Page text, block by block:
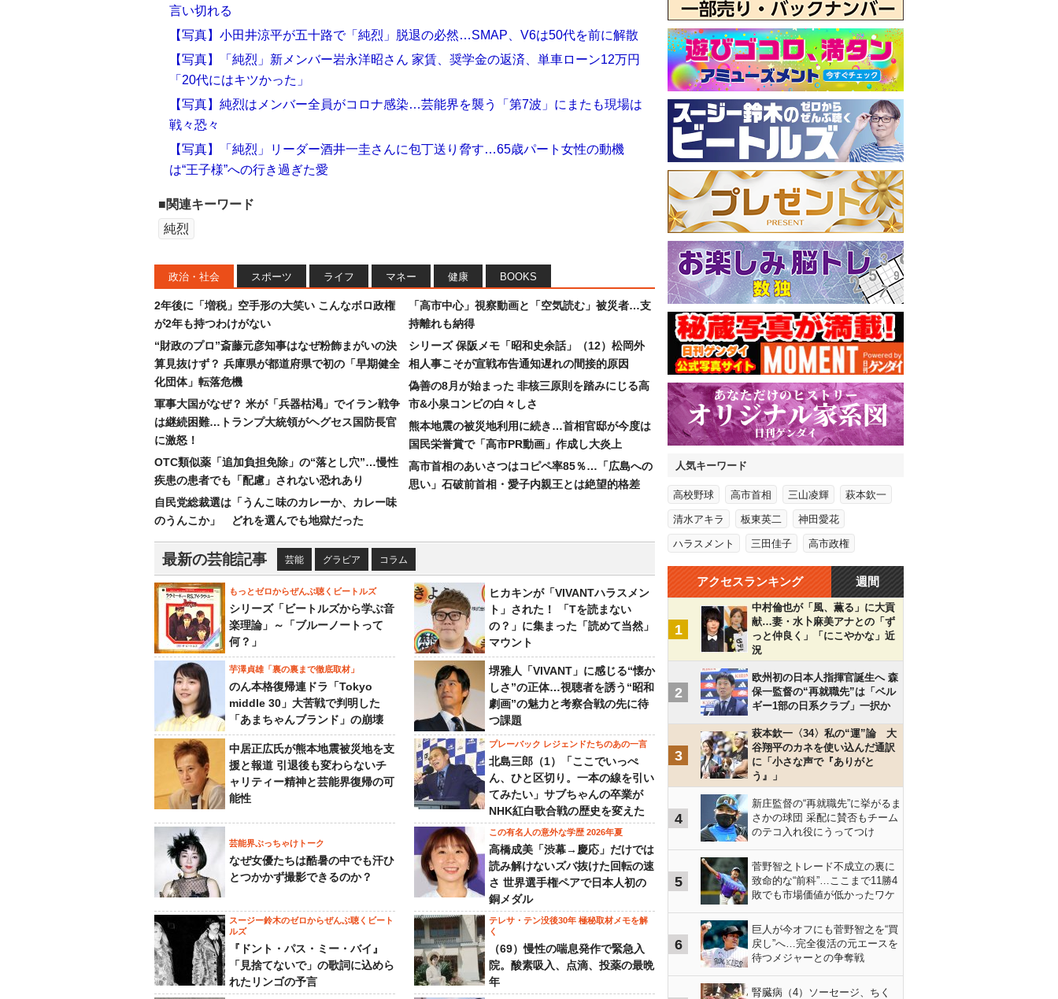
言い切れる
【写真】小田井涼平が五十路で「純烈」脱退の必然…SMAP、V6は50代を前に解散
【写真】「純烈」新メンバー岩永洋昭さん 家賃、奨学金の返済、単車ローン12万円
「20代にはキツかった」
【写真】純烈はメンバー全員がコロナ感染…芸能界を襲う「第7波」にまたも現場は
戦々恐々
【写真】「純烈」リーダー酒井一圭さんに包丁送り脅す…65歳パート女性の動機
は“王子様”への行き過ぎた愛
■関連キーワード
純烈
政治・社会 スポーツ ライフ マネー 健康 BOOKS
2年後に「増税」空手形の大笑い こんなボロ政権
が2年も持つわけがない
“財政のプロ”斎藤元彦知事はなぜ粉飾まがいの決
算見抜けず？ 兵庫県が都道府県で初の「早期健全
化団体」転落危機
軍事大国がなぜ？ 米が「兵器枯渇」でイラン戦争
は継続困難…トランプ大統領がヘグセス国防長官
に激怒！
OTC類似薬「追加負担免除」の“落とし穴”…慢性
疾患の患者でも「配慮」されない恐れあり
自民党総裁選は「うんこ味のカレーか、カレー味
のうんこか」 どれを選んでも地獄だった
「高市中心」視察動画と「空気読む」被災者…支
持離れも納得
シリーズ 保阪メモ「昭和史余話」（12）松岡外
相人事こそが宣戦布告通知遅れの間接的原因
偽善の8月が始まった 非核三原則を踏みにじる高
市&小泉コンビの白々しさ
熊本地震の被災地利用に続き…首相官邸が今度は
国民栄誉賞で「高市PR動画」作成し大炎上
高市首相のあいさつはコピペ率85％…「広島への
思い」石破前首相・愛子内親王とは絶望的格差
最新の芸能記事 芸能 グラビア コラム
もっとゼロからぜんぶ聴くビートルズ
シリーズ「ビートルズから学ぶ音
楽理論」～「ブルーノートって
何？」
ヒカキンが「VIVANTハラスメン
ト」された！ 「Tを読まない
の？」に集まった「読めて当然」
マウント
芋澤貞雄「裏の裏まで徹底取材」
のん本格復帰連ドラ「Tokyo
middle 30」大苦戦で判明した
「あまちゃんブランド」の崩壊
堺雅人「VIVANT」に感じる“懐か
しさ”の正体…視聴者を誘う“昭和
劇画”の魅力と考察合戦の先に待
つ課題
中居正広氏が熊本地震被災地を支
援と報道 引退後も変わらないチ
ャリティー精神と芸能界復帰の可
能性
プレーバック レジェンドたちのあの一言
北島三郎（1）「ここでいっぺ
ん、ひと区切り。一本の線を引い
てみたい」サブちゃんの卒業が
NHK紅白歌合戦の歴史を変えた
芸能界ぶっちゃけトーク
なぜ女優たちは酷暑の中でも汗ひ
とつかかず撮影できるのか？
この有名人の意外な学歴 2026年夏
高橋成美「渋幕→慶応」だけでは
読み解けないズバ抜けた回転の速
さ 世界選手権ペアで日本人初の
銅メダル
スージー鈴木のゼロからぜんぶ聴くビート
ルズ
『ドント・パス・ミー・バイ』
「見捨てないで」の歌詞に込めら
れたリンゴの予言
テレサ・テン没後30年 極秘取材メモを解
く
（69）慢性の喘息発作で緊急入
院。酸素吸入、点滴、投薬の最晩
年
人気キーワード
高校野球 高市首相 三山凌輝 萩本欽一
清水アキラ 板東英二 神田愛花
ハラスメント 三田佳子 高市政権
アクセスランキング 週間
1
中村倫也が「風、薫る」に大貢
献…妻・水卜麻美アナとの「ず
っと仲良く」「にこやかな」近
況
2
欧州初の日本人指揮官誕生へ 森
保一監督の“再就職先”は「ベル
ギー1部の日系クラブ」一択か
3
萩本欽一〈34〉私の“運”論 大
谷翔平のカネを使い込んだ通訳
に「小さな声で『ありがと
う』」
4
新庄監督の“再就職先”に挙がるま
さかの球団 采配に賛否もチーム
のテコ入れ役にうってつけ
5
菅野智之トレード不成立の裏に
致命的な“前科”…ここまで11勝4
敗でも市場価値が低かったワケ
6
巨人が今オフにも菅野智之を“買
戻し”へ…完全復活の元エースを
待つメジャーとの争奪戦
腎臓病（4）ソーセージ、ちく